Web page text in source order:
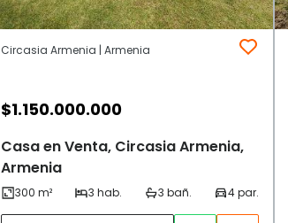
Circasia Armenia | Armenia
$1.150.000.000
Casa en Venta, Circasia Armenia,
Armenia